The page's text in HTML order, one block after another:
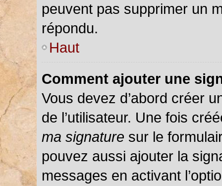
peuvent pas supprimer un
répondu.
Haut
Comment ajouter une
Vous devez d’abord créer
de l’utilisateur. Une fois
ma signature sur le
pouvez aussi ajouter la
messages en activant